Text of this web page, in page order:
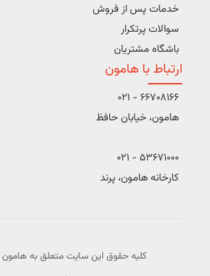
خدمات پس از فروش
سوالات پرتکرار
باشگاه مشتریان
ارتباط با هامون
66708166 - 021
هامون، خیابان حافظ
53671000 - 021
کارخانه هامون، پرند
کلیه حقوق این سایت متعلق به